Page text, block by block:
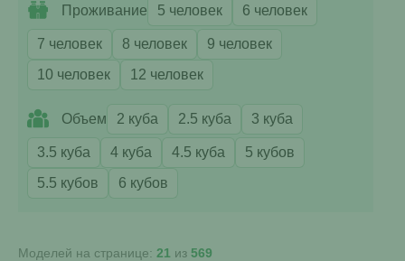
Проживание 5 человек 6 человек
7 человек 8 человек
9 человек
10 человек
12 человек
Объем 2 куба 2.5 куба 3 куба
3.5 куба 4 куба 4.5 куба
5 кубов
5.5 кубов
6 кубов
Моделей на странице: 21 из 569